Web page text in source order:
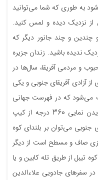
به طوری که شما می‌توانید
از نزدیک دیده و لمس کنید.
چندین و چند جانور دیگر که
ندیده باشید. زندان جزیره
و مردمی آفریقا، سال‌ها در
آزادی آفریقای جنوبی و یکی
می‌شود که در فهرست جهانی
یونسکو نیز به ثبت رسیده است. برای دیدن نمایی 360 درجه از کیپ
جنوبی می‌توان بر بلندای کوه
صاف و مسطح است از دیگر
تیبل از طریق تله کابین و یا
سفرهای جادویی علاءالدین